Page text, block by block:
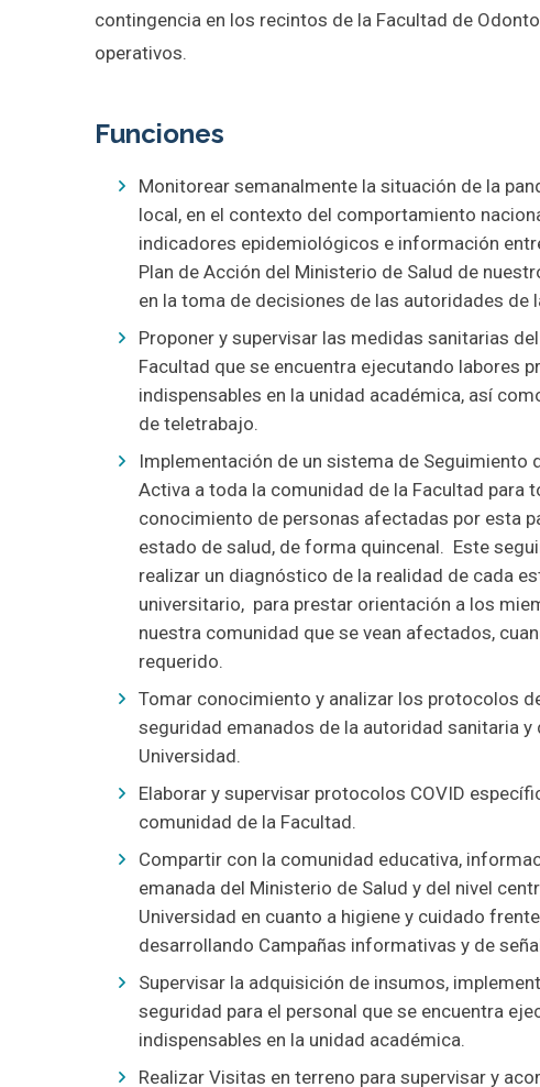
contingencia en los recintos de la Facultad de
operativos.
Funciones
Monitorear semanalmente la situación de la
local, en el contexto del comportamiento
indicadores epidemiológicos e información
Plan de Acción del Ministerio de Salud de
en la toma de decisiones de las autoridades de
Proponer y supervisar las medidas sanitarias
Facultad que se encuentra ejecutando labores
indispensables en la unidad académica, así
de teletrabajo.
Implementación de un sistema de Seguimiento
Activa a toda la comunidad de la Facultad para
conocimiento de personas afectadas por esta
estado de salud, de forma quincenal. Este
realizar un diagnóstico de la realidad de cada
universitario, para prestar orientación a los
nuestra comunidad que se vean afectados,
requerido.
Tomar conocimiento y analizar los protocolos
seguridad emanados de la autoridad sanitaria y
Universidad.
Elaborar y supervisar protocolos COVID
comunidad de la Facultad.
Compartir con la comunidad educativa,
emanada del Ministerio de Salud y del nivel
Universidad en cuanto a higiene y cuidado
desarrollando Campañas informativas y de
Supervisar la adquisición de insumos,
seguridad para el personal que se encuentra
indispensables en la unidad académica.
Realizar Visitas en terreno para supervisar y